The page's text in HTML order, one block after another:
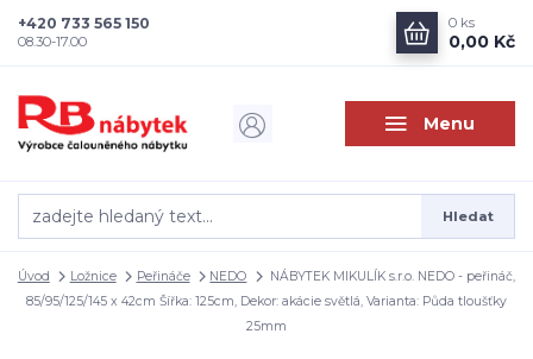
Menu
Hledat
+420 733 565 150
08.30-17.00
0 ks
0,00 Kč
Úvod Ložnice Peřináče NEDO
NÁBYTEK MIKULÍK s.r.o. NEDO - peřináč,
85/95/125/145 x 42cm Šířka: 125cm, Dekor: akácie světlá, Varianta: Půda tloušťky
25mm